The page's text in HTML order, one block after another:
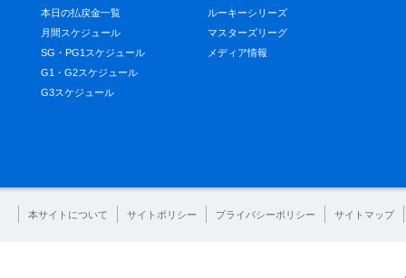
本日の払戻金一覧
月間スケジュール
SG・PG1スケジュール
G1・G2スケジュール
G3スケジュール
ルーキーシリーズ
マスターズリーグ
メディア情報
本サイトについて サイトポリシー プライバシーポリシー サイトマップ